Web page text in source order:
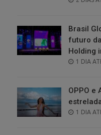
Brasil
futuro
Holding
POSTED
1 DIA
OPPO e
POSTED
1 DIA